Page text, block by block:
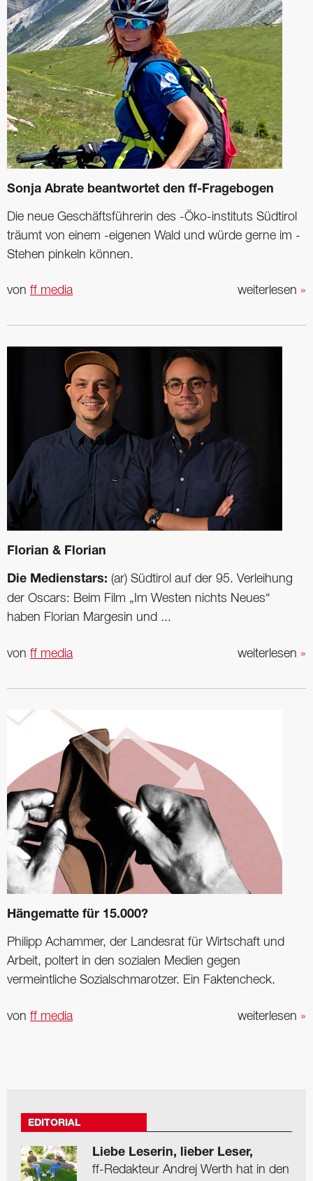
Sonja Abrate beantwortet den ff-Fragebogen
Die neue Geschäftsführerin des -Öko-instituts Südtirol
träumt von einem -eigenen Wald und würde gerne im -
Stehen pinkeln können.
weiterlesen »
von ff media
Florian & Florian
Die Medienstars: (ar) Südtirol auf der 95. Verleihung
der Oscars: Beim Film „Im Westen nichts Neues“
haben Florian Margesin und ...
weiterlesen »
von ff media
Hängematte für 15.000?
Philipp Achammer, der Landesrat für Wirtschaft und
Arbeit, poltert in den sozialen Medien gegen
vermeintliche Sozialschmarotzer. Ein Faktencheck.
weiterlesen »
von ff media
EDITORIAL
Liebe Leserin, lieber Leser,
ff-Redakteur Andrej Werth hat in den